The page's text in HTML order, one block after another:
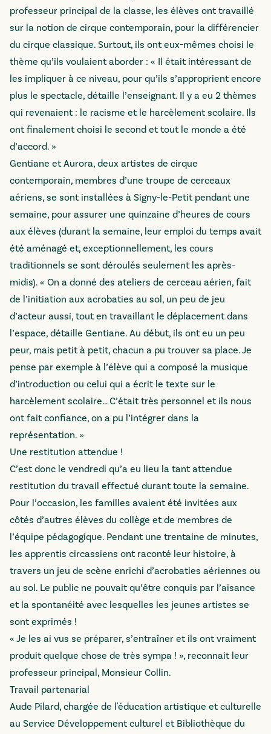
professeur principal de la classe, les élèves ont travaillé
sur la notion de cirque contemporain, pour la différencier
du cirque classique. Surtout, ils ont eux-mêmes choisi le
thème qu’ils voulaient aborder : « Il était intéressant de
les impliquer à ce niveau, pour qu’ils s’approprient encore
plus le spectacle, détaille l’enseignant. Il y a eu 2 thèmes
qui revenaient : le racisme et le harcèlement scolaire. Ils
ont finalement choisi le second et tout le monde a été
d’accord. »
Gentiane et Aurora, deux artistes de cirque
contemporain, membres d’une troupe de cerceaux
aériens, se sont installées à Signy-le-Petit pendant une
semaine, pour assurer une quinzaine d’heures de cours
aux élèves (durant la semaine, leur emploi du temps avait
été aménagé et, exceptionnellement, les cours
traditionnels se sont déroulés seulement les après-
midis). « On a donné des ateliers de cerceau aérien, fait
de l’initiation aux acrobaties au sol, un peu de jeu
d’acteur aussi, tout en travaillant le déplacement dans
l’espace, détaille Gentiane. Au début, ils ont eu un peu
peur, mais petit à petit, chacun a pu trouver sa place. Je
pense par exemple à l’élève qui a composé la musique
d’introduction ou celui qui a écrit le texte sur le
harcèlement scolaire… C’était très personnel et ils nous
ont fait confiance, on a pu l’intégrer dans la
représentation. »
Une restitution attendue !
C’est donc le vendredi qu’a eu lieu la tant attendue
restitution du travail effectué durant toute la semaine.
Pour l’occasion, les familles avaient été invitées aux
côtés d’autres élèves du collège et de membres de
l’équipe pédagogique. Pendant une trentaine de minutes,
les apprentis circassiens ont raconté leur histoire, à
travers un jeu de scène enrichi d’acrobaties aériennes ou
au sol. Le public ne pouvait qu’être conquis par l’aisance
et la spontanéité avec lesquelles les jeunes artistes se
sont exprimés !
« Je les ai vus se préparer, s’entraîner et ils ont vraiment
produit quelque chose de très sympa ! », reconnait leur
professeur principal, Monsieur Collin.
Travail partenarial
Aude Pilard, chargée de l'éducation artistique et culturelle
au Service Développement culturel et Bibliothèque du